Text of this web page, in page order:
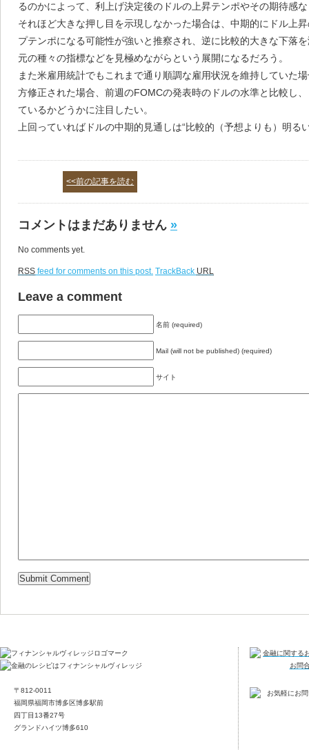
るのかによって、利上げ決定後のドルの上昇テンポやその期待感
それほど大きな押し目を示現しなかった場合は、中期的にドル上
プテンポになる可能性が強いと推察され、逆に比較的大きな下落
元の種々の指標などを見極めながらという展開になるだろう。
また米雇用統計でもこれまで通り順調な雇用状況を維持していた
方修正された場合、前週のFOMCの発表時のドルの水準と比較し
ているかどうかに注目したい。
上回っていればドルの中期的見通しは“比較的（予想よりも）明る
<<前の記事を読む
コメントはまだありません »
No comments yet.
RSS feed for comments on this post. TrackBack URL
Leave a comment
名前 (required)
Mail (will not be published) (required)
サイト
〒812-0011
福岡県福岡市博多区博多駅前
四丁目13番27号
グランドハイツ博多610